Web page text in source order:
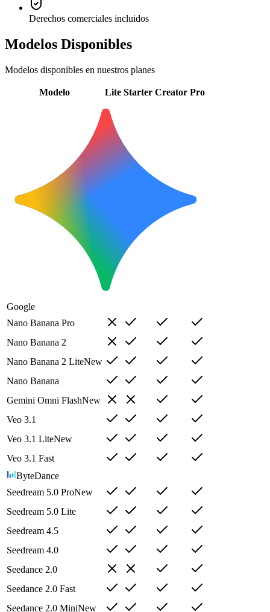
Derechos comerciales incluidos
Modelos Disponibles
Modelos disponibles en nuestros planes
Modelo Lite Starter Creator Pro
Google
Nano Banana Pro
Nano Banana 2
Nano Banana 2 LiteNew
Nano Banana
Gemini Omni FlashNew
Veo 3.1
Veo 3.1 LiteNew
Veo 3.1 Fast
ByteDance
Seedream 5.0 ProNew
Seedream 5.0 Lite
Seedream 4.5
Seedream 4.0
Seedance 2.0
Seedance 2.0 Fast
Seedance 2.0 MiniNew